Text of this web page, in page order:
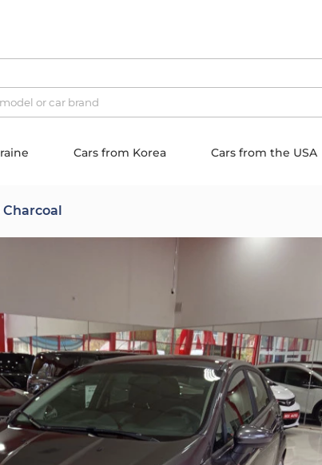
Cars from Korea Cars from the USA
Charcoal